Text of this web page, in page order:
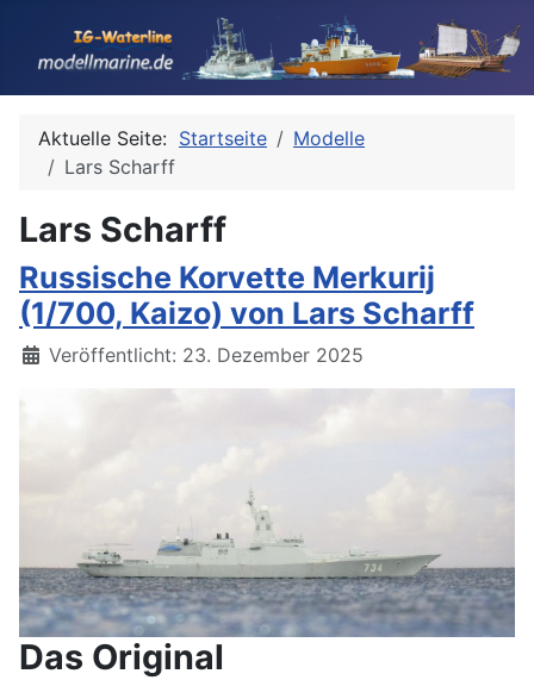
Aktuelle Seite: Startseite
Modelle
Lars Scharff
Lars Scharff
Russische Korvette Merkurij
(1/700, Kaizo) von Lars Scharff
Details
Veröffentlicht: 23. Dezember 2025
Das Original